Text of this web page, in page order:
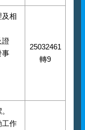
及相
證
事
25032461
轉9
工作